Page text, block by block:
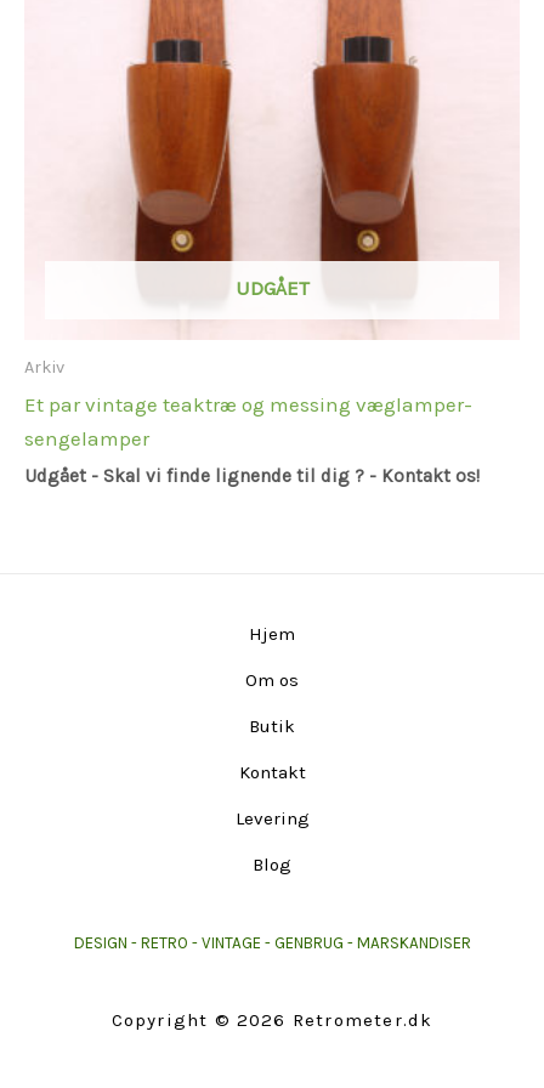
UDGÅET
Arkiv
Et par vintage teaktræ og messing væglamper-
sengelamper
Udgået - Skal vi finde lignende til dig ? - Kontakt os!
Hjem
Om os
Butik
Kontakt
Levering
Blog
DESIGN - RETRO - VINTAGE - GENBRUG - MARSKANDISER
Copyright © 2026 Retrometer.dk